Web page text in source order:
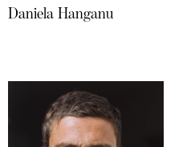
Daniela Hanganu